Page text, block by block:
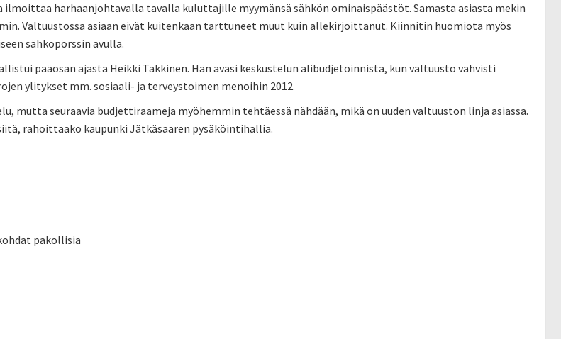
ilmoittaa harhaanjohtavalla tavalla kuluttajille myymänsä sähkön ominaispäästöt. Samasta asiasta mekin
Valtuustossa asiaan eivät kuitenkaan tarttuneet muut kuin allekirjoittanut. Kiinnitin huomiota myös
sähköpörssin avulla.
pääosan ajasta Heikki Takkinen. Hän avasi keskustelun alibudjetoinnista, kun valtuusto vahvisti
ylitykset mm. sosiaali- ja terveystoimen menoihin 2012.
mutta seuraavia budjettiraameja myöhemmin tehtäessä nähdään, mikä on uuden valtuuston linja asiassa.
rahoittaako kaupunki Jätkäsaaren pysäköintihallia.
pakollisia